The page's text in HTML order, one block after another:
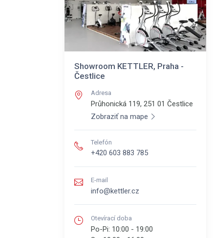
Showroom KETTLER, Praha -
Čestlice
Adresa
Průhonická 119, 251 01 Čestlice
Zobraziť na mape
Telefón
+420 603 883 785
E-mail
info@kettler.cz
Otevírací doba
Po-Pi: 10:00 - 19:00